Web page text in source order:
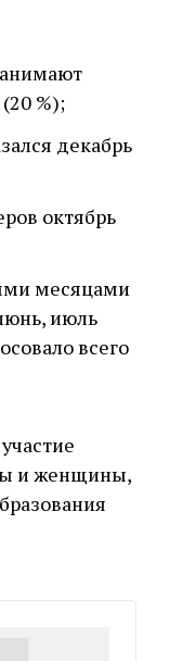
%);
декабрь
октябрь
месяцами
июль
всего
и женщины,